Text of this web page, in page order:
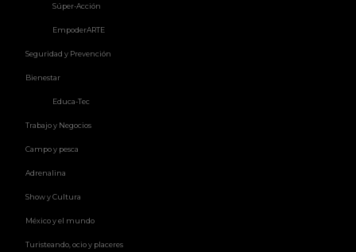
Súper-Acción
EmpoderARTE
Seguridad y Prevención
Bienestar
Educa-Tec
Trabajo y Negocios
Campo y pesca
Adrenalina
Show y Cultura
México y el mundo
Turisteando, ocio y placeres